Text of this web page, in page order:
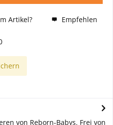
Artikel? Empfehlen
von Reborn-Babys. Frei von